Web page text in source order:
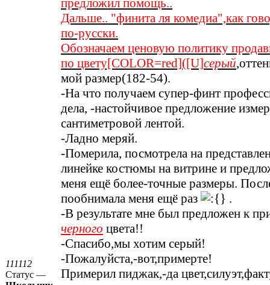
111112
Статус —
предложил помощь..
Дальше.. "финита ля комедиа",как
по-русски.
Обозначаем ценовую политику
по цвету[COLOR=red]([U]серый
мой размер(182-54).
-На что получаем супер-финт
дела, -настойчивое предложение
сантиметровой лентой.
-Ладно меряй.
-Померила, посмотрела на
линейке костюмы на витрине и
меня ещё более-точные размеры.
пообнимала меня ещё раз
.
-В результате мне был предложен к
черного цвета!!
-Спасибо,мы хотим серый!
-Пожалуйста,-вот,примерте!
Примерил пиджак,-да